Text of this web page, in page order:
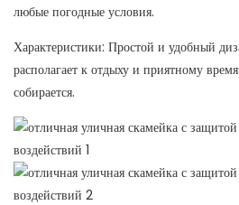
любые погодные условия.
Характеристики: Простой и удобный
располагает к отдыху и приятному
собирается.